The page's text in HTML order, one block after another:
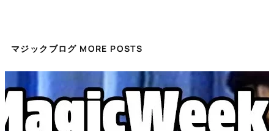
マジックブログ MORE POSTS